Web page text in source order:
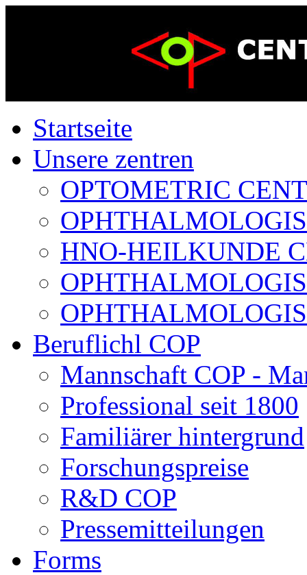
Startseite
Unsere zentren
OPTOMETRIC
HNO-HEILKUNDE
Beruflichl COP
Mannschaft COP -
Professional seit 1800
Familiärer hintergrund
Forschungspreise
R&D COP
Pressemitteilungen
Forms